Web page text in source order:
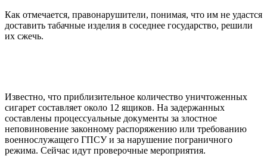
Как отмечается, правонарушители, понимая, что им не удастся
доставить табачные изделия в соседнее государство, решили
их сжечь.
Известно, что приблизительное количество уничтоженных
сигарет составляет около 12 ящиков. На задержанных
составлены процессуальные документы за злостное
неповиновение законному распоряжению или требованию
военнослужащего ГПСУ и за нарушение пограничного
режима. Сейчас идут проверочные мероприятия.